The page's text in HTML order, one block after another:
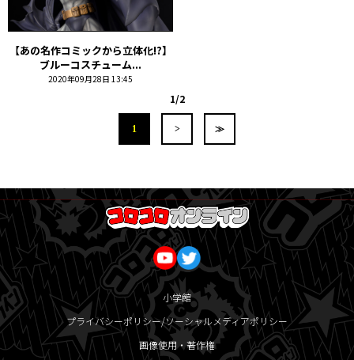
【あの名作コミックから立体化!?】
ブルーコスチューム...
2020年09月28日 13:45
1/2
1 > ≫
小学館
プライバシーポリシー/ソーシャルメディアポリシー
画像使用・著作権